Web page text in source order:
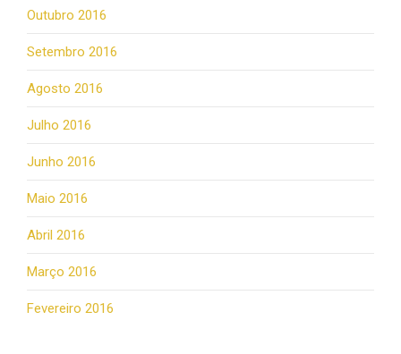
Outubro 2016
Setembro 2016
Agosto 2016
Julho 2016
Junho 2016
Maio 2016
Abril 2016
Março 2016
Fevereiro 2016